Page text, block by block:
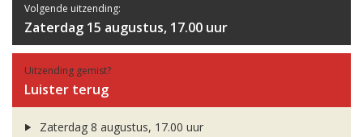
Volgende uitzending:
Zaterdag 15 augustus, 17.00 uur
Uitzending gemist?
Luister terug
Zaterdag 8 augustus, 17.00 uur